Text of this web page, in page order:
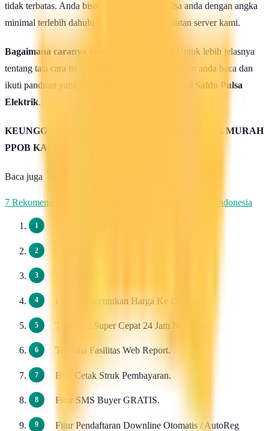
tidak terbatas. Anda bisa isi deposit saldo pulsa anda dengan angka
minimal terlebih dahulu untuk uji coba kehebatan server kami.
Bagaimana caranya mengisi saldo pulsa ?
Untuk lebih jelasnya
tentang tata cara isi saldo deposit pulsa ini silahkan anda baca dan
ikuti panduan yang terdapat di halaman :
Cara isi Saldo Pulsa
Elektrik.
KEUNGGULAN & KELEBIHAN SERVER PULSA MURAH
PPOB KAMI
Baca juga
7 Rekomendasi Pengirim WhatsApp Massal Terbaik di Indonesia
Bebas Menentukan Harga Ke Downline.
Transaksi Super Cepat 24 Jam Non Stop.
Tersedia Fasilitas Web Report.
Bisa Cetak Struk Pembayaran.
Fitur SMS Buyer GRATIS.
Fitur Pendaftaran Downline Otomatis / AutoReg